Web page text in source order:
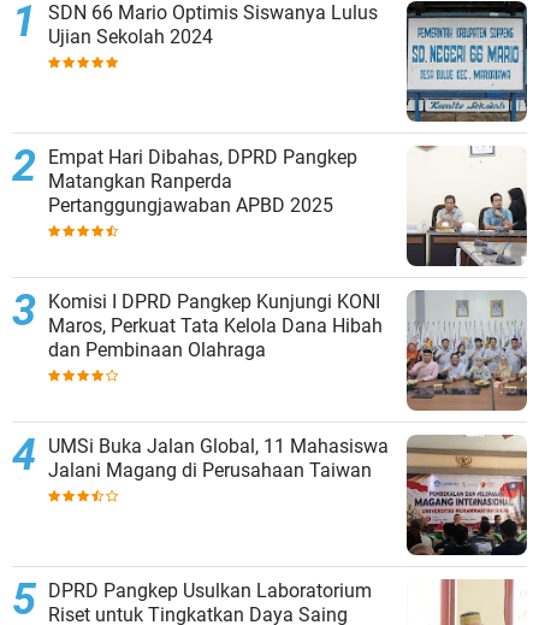
SDN 66 Mario Optimis Siswanya Lulus
Ujian Sekolah 2024
Empat Hari Dibahas, DPRD Pangkep
Matangkan Ranperda
Pertanggungjawaban APBD 2025
Komisi I DPRD Pangkep Kunjungi KONI
Maros, Perkuat Tata Kelola Dana Hibah
dan Pembinaan Olahraga
UMSi Buka Jalan Global, 11 Mahasiswa
Jalani Magang di Perusahaan Taiwan
DPRD Pangkep Usulkan Laboratorium
Riset untuk Tingkatkan Daya Saing